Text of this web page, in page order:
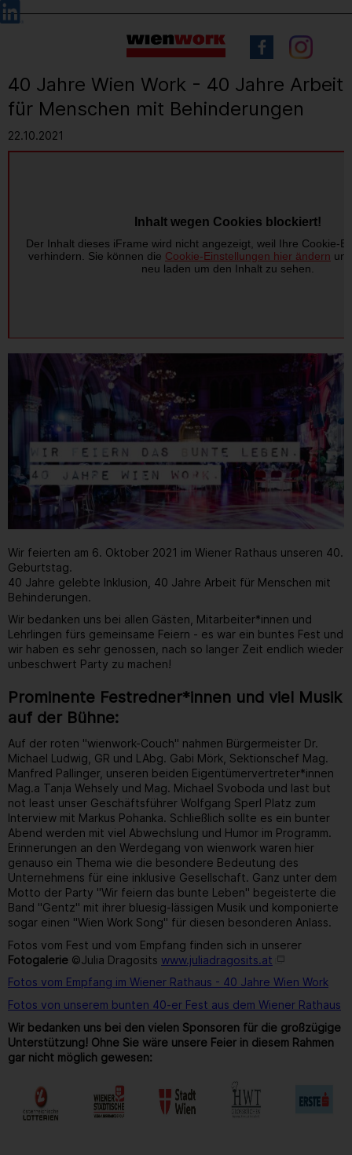
Barrierefreie
Bedienung
Sprachauswahl
40 Jahre Wien Work - 40 Jahre Arbeit
für Menschen mit Behinderungen
22.10.2021
Wir feierten am 6. Oktober 2021 im Wiener Rathaus unseren 40.
Geburtstag.
40 Jahre gelebte Inklusion, 40 Jahre Arbeit für Menschen mit
Behinderungen.
Wir bedanken uns bei allen Gästen, Mitarbeiter*innen und
Lehrlingen fürs gemeinsame Feiern - es war ein buntes Fest und
wir haben es sehr genossen, nach so langer Zeit endlich wieder
unbeschwert Party zu machen!
Prominente Festredner*innen und viel Musik
auf der Bühne:
Auf der roten "wienwork-Couch" nahmen Bürgermeister Dr.
Michael Ludwig, GR und LAbg. Gabi Mörk, Sektionschef Mag.
Manfred Pallinger, unseren beiden Eigentümervertreter*innen
Mag.a Tanja Wehsely und Mag. Michael Svoboda und last but
not least unser Geschäftsführer Wolfgang Sperl Platz zum
Interview mit Markus Pohanka. Schließlich sollte es ein bunter
Abend werden mit viel Abwechslung und Humor im Programm.
Erinnerungen an den Werdegang von wienwork waren hier
genauso ein Thema wie die besondere Bedeutung des
Unternehmens für eine inklusive Gesellschaft. Ganz unter dem
Motto der Party "Wir feiern das bunte Leben" begeisterte die
Band "Gentz" mit ihrer bluesig-lässigen Musik und komponierte
sogar einen "Wien Work Song" für diesen besonderen Anlass.
Fotos vom Fest und vom Empfang finden sich in unserer
Fotogalerie ©Julia Dragosits www.juliadragosits.at
Fotos vom Empfang im Wiener Rathaus - 40 Jahre Wien Work
Fotos von unserem bunten 40-er Fest aus dem Wiener Rathaus
Wir bedanken uns bei den vielen Sponsoren für die großzügige
Unterstützung! Ohne Sie wäre unsere Feier in diesem Rahmen
gar nicht möglich gewesen: